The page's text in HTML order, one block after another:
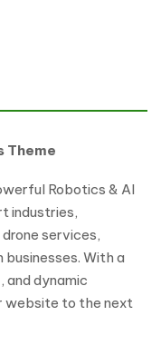
Theme
Robotics & AI
industries,
services,
With a
and dynamic
website to the next